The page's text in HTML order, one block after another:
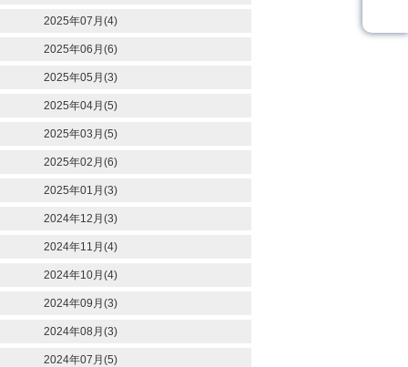
2025年07月(4)
2025年06月(6)
2025年05月(3)
2025年04月(5)
2025年03月(5)
2025年02月(6)
2025年01月(3)
2024年12月(3)
2024年11月(4)
2024年10月(4)
2024年09月(3)
2024年08月(3)
2024年07月(5)